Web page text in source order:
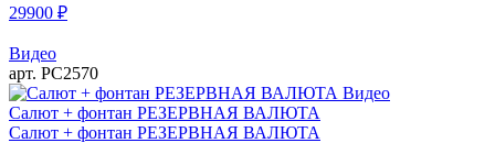
29900 ₽
Видео
арт. РС2570
Видео
Салют + фонтан РЕЗЕРВНАЯ ВАЛЮТА
Салют + фонтан РЕЗЕРВНАЯ ВАЛЮТА